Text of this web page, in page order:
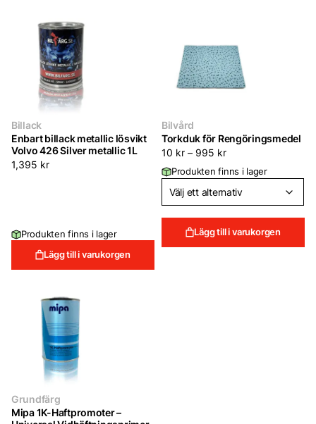
Billack
Enbart billack metallic lösvikt
Volvo 426 Silver metallic 1L
1,395 kr
Produkten finns i lager
Lägg till i varukorgen
Bilvård
Torkduk för Rengöringsmedel
10 kr – 995 kr
Produkten finns i lager
Lägg till i varukorgen
Grundfärg
Mipa 1K-Haftpromoter –